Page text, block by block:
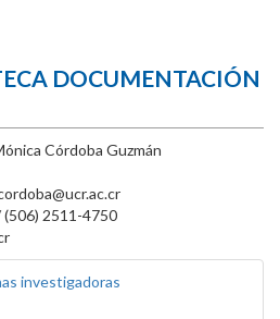
DOCUMENTACIÓN
Córdoba Guzmán
2511-4750
investigadoras